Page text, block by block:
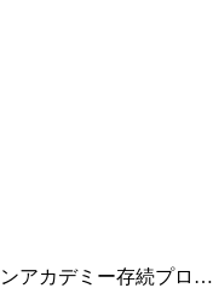
アカデミー存続プロ…